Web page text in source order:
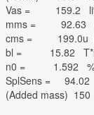
Vas = 159.2
mms = 92.63
cms =
bl = 15.82
n0 = 1.592
SplSens = 94.02
(Added